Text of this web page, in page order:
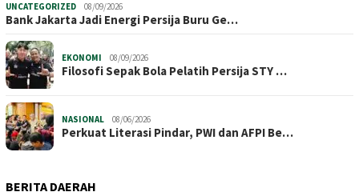
UNCATEGORIZED 08/09/2026
Bank Jakarta Jadi Energi Persija Buru Ge…
EKONOMI 08/09/2026
Filosofi Sepak Bola Pelatih Persija STY …
NASIONAL 08/06/2026
Perkuat Literasi Pindar, PWI dan AFPI Be…
BERITA DAERAH